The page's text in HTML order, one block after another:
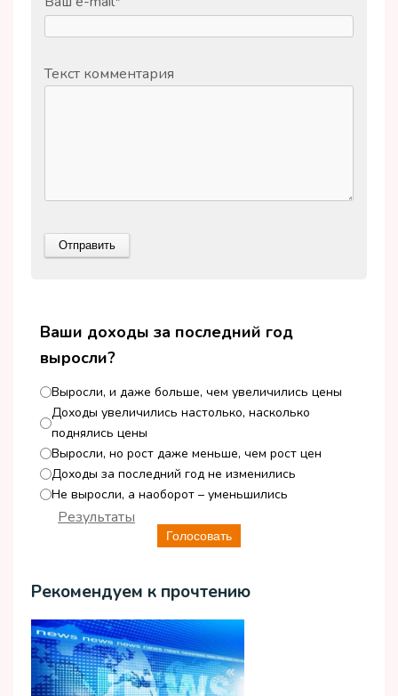
Текст комментария
Ваши доходы за последний год
выросли?
Выросли, и даже больше, чем увеличились цены
Доходы увеличились настолько, насколько
поднялись цены
Выросли, но рост даже меньше, чем рост цен
Доходы за последний год не изменились
Не выросли, а наоборот – уменьшились
Голосовать
Результаты
Рекомендуем к прочтению